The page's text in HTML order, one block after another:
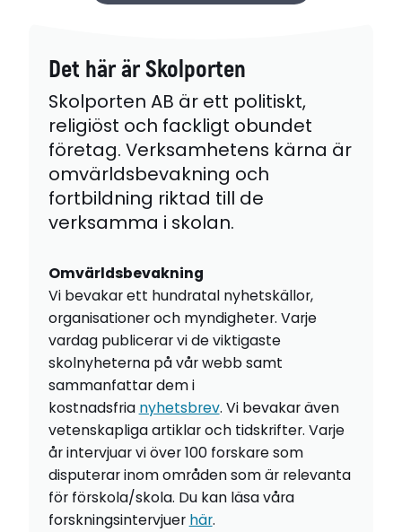
Det här är Skolporten
Skolporten AB är ett politiskt,
religiöst och fackligt obundet
företag. Verksamhetens kärna är
omvärldsbevakning och
fortbildning riktad till de
verksamma i skolan.
Omvärldsbevakning
Vi bevakar ett hundratal nyhetskällor,
organisationer och myndigheter. Varje
vardag publicerar vi de viktigaste
skolnyheterna på vår webb samt
sammanfattar dem i
kostnadsfria nyhetsbrev. Vi bevakar även
vetenskapliga artiklar och tidskrifter. Varje
år intervjuar vi över 100 forskare som
disputerar inom områden som är relevanta
för förskola/skola. Du kan läsa våra
forskningsintervjuer här.